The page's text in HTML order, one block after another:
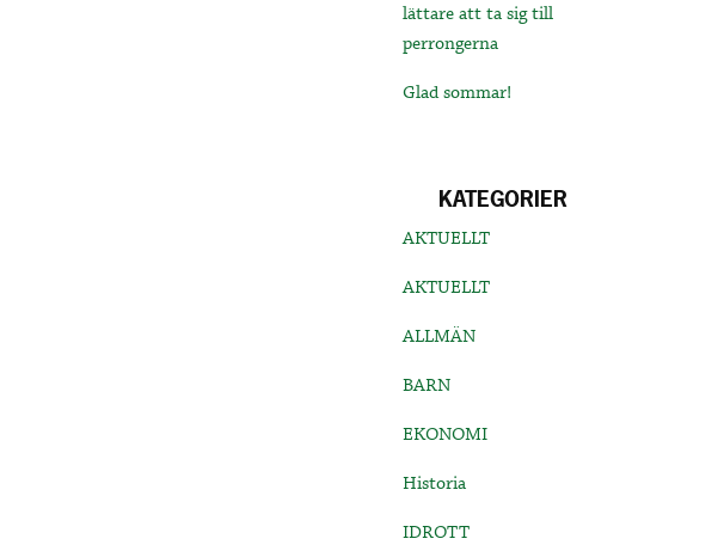
lättare att ta sig till
perrongerna
Glad sommar!
KATEGORIER
AKTUELLT
AKTUELLT
ALLMÄN
BARN
EKONOMI
Historia
IDROTT